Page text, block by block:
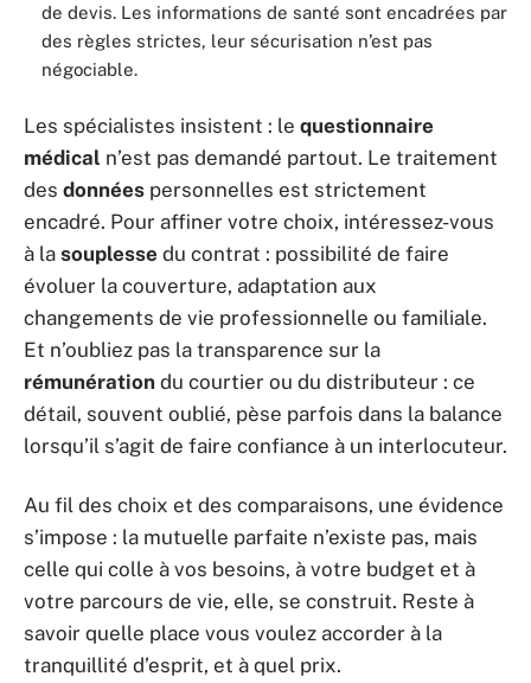
de devis. Les informations de santé sont encadrées par
des règles strictes, leur sécurisation n’est pas
négociable.
Les spécialistes insistent : le questionnaire
médical n’est pas demandé partout. Le traitement
des données personnelles est strictement
encadré. Pour affiner votre choix, intéressez-vous
à la souplesse du contrat : possibilité de faire
évoluer la couverture, adaptation aux
changements de vie professionnelle ou familiale.
Et n’oubliez pas la transparence sur la
rémunération du courtier ou du distributeur : ce
détail, souvent oublié, pèse parfois dans la balance
lorsqu’il s’agit de faire confiance à un interlocuteur.
Au fil des choix et des comparaisons, une évidence
s’impose : la mutuelle parfaite n’existe pas, mais
celle qui colle à vos besoins, à votre budget et à
votre parcours de vie, elle, se construit. Reste à
savoir quelle place vous voulez accorder à la
tranquillité d’esprit, et à quel prix.